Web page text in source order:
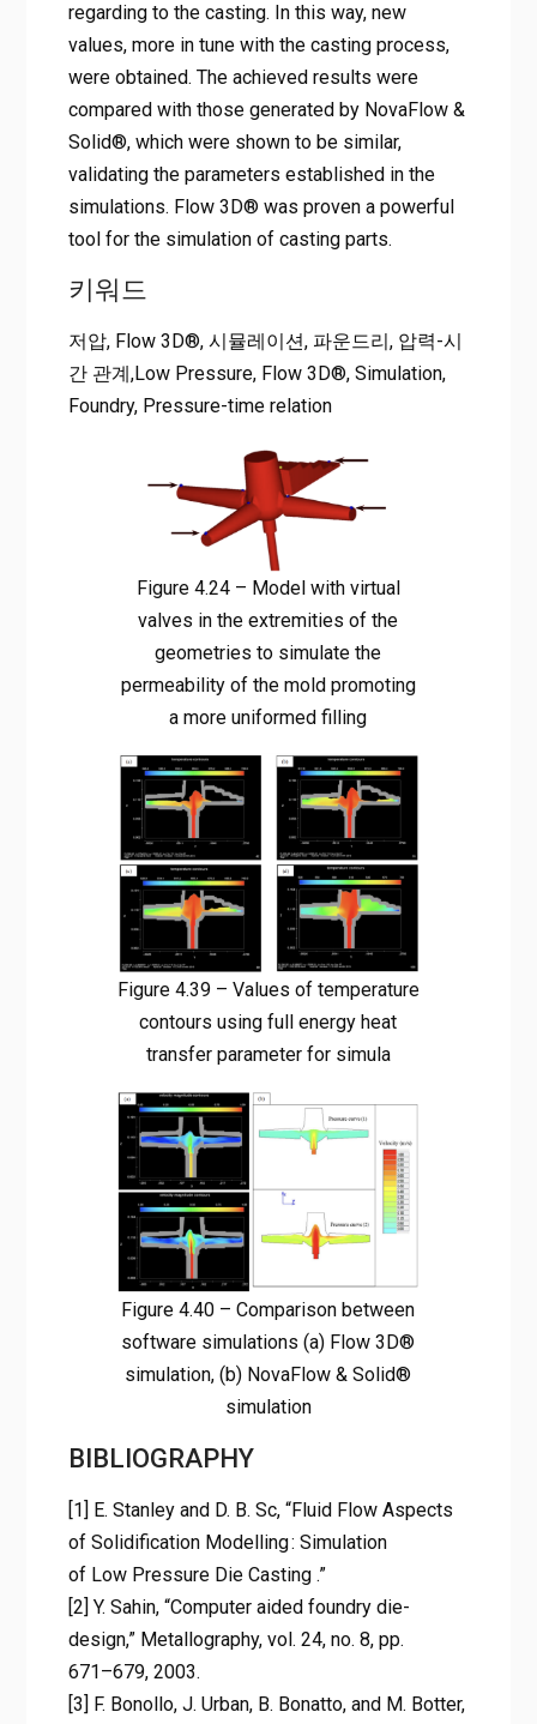
regarding to the casting. In this way, new
values, more in tune with the casting process,
were obtained. The achieved results were
compared with those generated by NovaFlow &
Solid®, which were shown to be similar,
validating the parameters established in the
simulations. Flow 3D® was proven a powerful
tool for the simulation of casting parts.
키워드
저압, Flow 3D®, 시뮬레이션, 파운드리, 압력-시
간 관계,Low Pressure, Flow 3D®, Simulation,
Foundry, Pressure-time relation
Figure 4.24 – Model with virtual
valves in the extremities of the
geometries to simulate the
permeability of the mold promoting
a more uniformed filling
Figure 4.39 – Values of temperature
contours using full energy heat
transfer parameter for simula
Figure 4.40 – Comparison between
software simulations (a) Flow 3D®
simulation, (b) NovaFlow & Solid®
simulation
BIBLIOGRAPHY
[1] E. Stanley and D. B. Sc, “Fluid Flow Aspects
of Solidification Modelling : Simulation
of Low Pressure Die Casting .”
[2] Y. Sahin, “Computer aided foundry die-
design,” Metallography, vol. 24, no. 8, pp.
671–679, 2003.
[3] F. Bonollo, J. Urban, B. Bonatto, and M. Botter,